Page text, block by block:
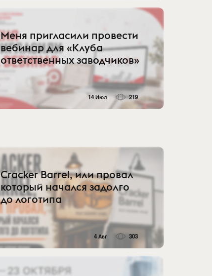
Меня пригласили провести
вебинар для «Клуба
ответственных заводчиков»
14 Июл 219
Cracker Barrel, или провал
который начался задолго
до логотипа
4 Авг 303